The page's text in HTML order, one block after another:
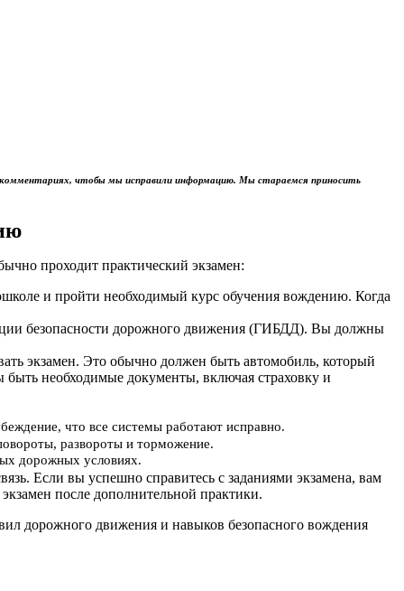
комментариях, чтобы мы исправили информацию. Мы стараемся приносить
проходит практический экзамен:
и пройти необходимый курс обучения вождению. Когда
безопасности дорожного движения (ГИБДД). Вы должны
экзамен. Это обычно должен быть автомобиль, который
необходимые документы, включая страховку и
что все системы работают исправно.
развороты и торможение.
дорожных условиях.
Если вы успешно справитесь с заданиями экзамена, вам
после дополнительной практики.
дорожного движения и навыков безопасного вождения